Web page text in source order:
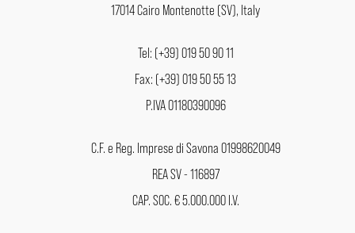
17014 Cairo Montenotte (SV), Italy
Tel: (+39) 019 50 90 11
Fax: (+39) 019 50 55 13
P.IVA 01180390096
C.F. e Reg. Imprese di Savona 01998620049
REA SV - 116897
CAP. SOC. € 5.000.000 I.V.